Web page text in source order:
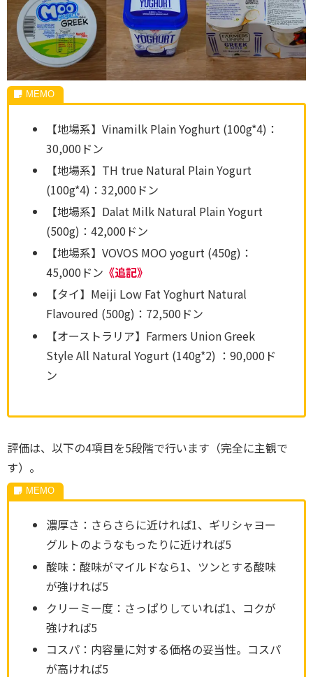
【地場系】Vinamilk Plain Yoghurt (100g*4)：
30,000ドン
【地場系】TH true Natural Plain Yogurt
(100g*4)：32,000ドン
【地場系】Dalat Milk Natural Plain Yogurt
(500g)：42,000ドン
【地場系】VOVOS MOO yogurt (450g)：
45,000ドン 《追記》
【タイ】Meiji Low Fat Yoghurt Natural
Flavoured (500g)：72,500ドン
【オーストラリア】Farmers Union Greek
Style All Natural Yogurt (140g*2) ：90,000ド
ン
評価は、以下の4項目を5段階で行います（完全に主観で
す）。
濃厚さ：さらさらに近ければ1、ギリシャヨー
グルトのようなもったりに近ければ5
酸味：酸味がマイルドなら1、ツンとする酸味
が強ければ5
クリーミー度：さっぱりしていれば1、コクが
強ければ5
コスパ：内容量に対する価格の妥当性。コスパ
が高ければ5